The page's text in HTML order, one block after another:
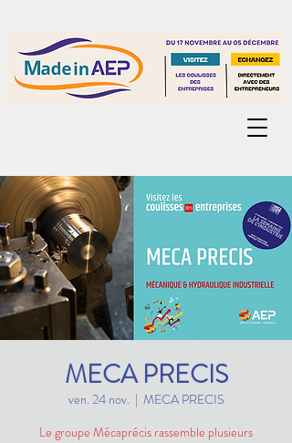
MECA PRECIS
ven. 24 nov.
  |
MECA PRECIS
Le groupe Mécaprécis rassemble plusieurs